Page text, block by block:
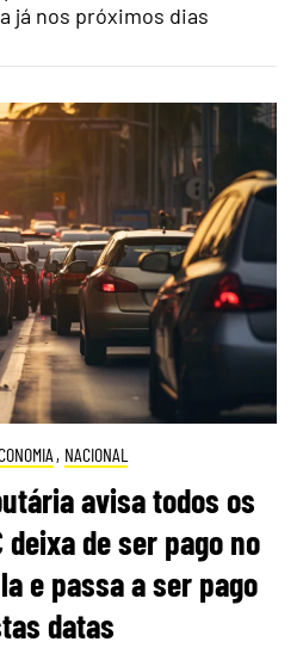
já nos próximos dias
, NACIONAL
avisa todos os
de ser pago no
e passa a ser pago
datas